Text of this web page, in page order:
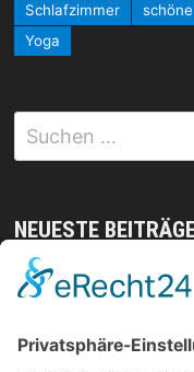
Schlafzimmer
Yoga
Suchen
nach:
NEUESTE
Mit gezielten
Sprachaufgaben